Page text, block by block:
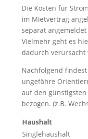
Die Kosten für
im Mietvertrag
separat
Vielmehr geht es
dadurch verursacht
Nachfolgend
ungefähre
auf den
bezogen. (z.B.
Haushalt
Singlehaushalt